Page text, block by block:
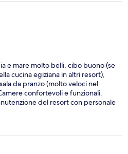
e mare molto belli, cibo buono (se
cucina egiziana in altri resort),
da pranzo (molto veloci nel
confortevoli e funzionali.
del resort con personale
è il Wi-Fi: siamo lontani da
ottimale. Mi sono trovato